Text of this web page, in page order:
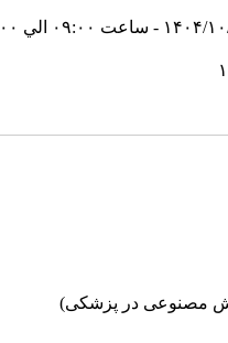
مصنوعى در پزشکی)